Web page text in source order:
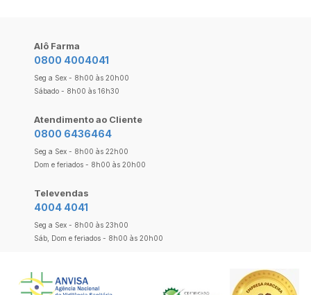
Alô Farma
0800 4004041
Seg a Sex - 8h00 às 20h00
Sábado - 8h00 às 16h30
Atendimento ao Cliente
0800 6436464
Seg a Sex - 8h00 às 22h00
Dom e feriados - 8h00 às 20h00
Televendas
4004 4041
Seg a Sex - 8h00 às 23h00
Sáb, Dom e feriados - 8h00 às 20h00